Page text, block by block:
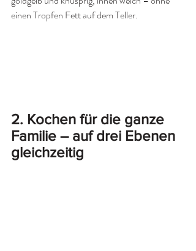
einen Tropfen Fett auf dem Teller.
2. Kochen für die ganze
Familie – auf drei Ebenen
gleichzeitig